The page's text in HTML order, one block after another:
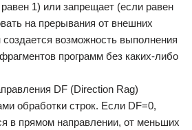
1) или запрещает (если равен
на прерывания от внешних
возможность выполнения
программ без каких-либо
DF (Direction Rag)
обработки строк. Если DF=0,
в прямом направлении, от меньших